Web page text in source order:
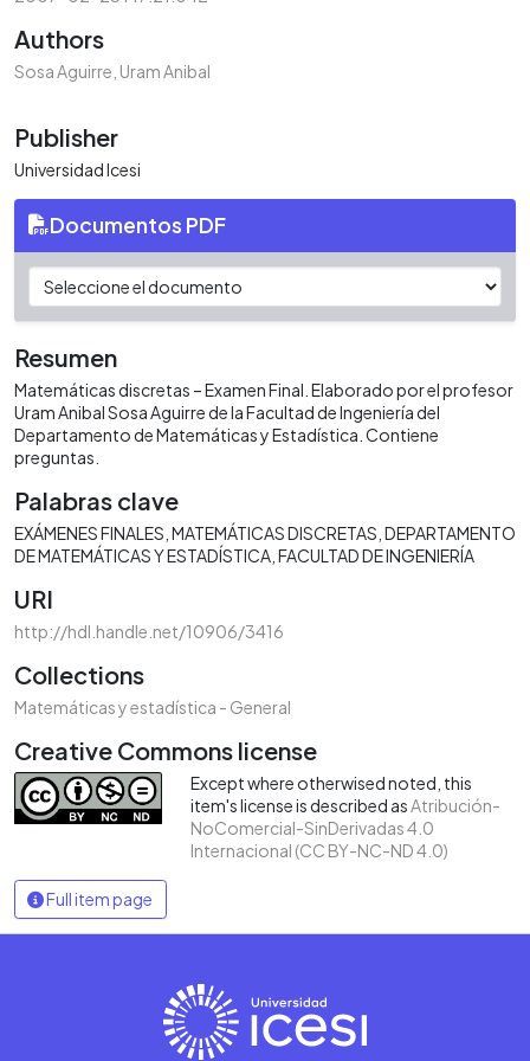
Authors
Sosa Aguirre, Uram Anibal
Publisher
Universidad Icesi
Documentos PDF
Resumen
Matemáticas discretas – Examen Final. Elaborado por el profesor
Uram Anibal Sosa Aguirre de la Facultad de Ingeniería del
Departamento de Matemáticas y Estadística. Contiene
preguntas.
Palabras clave
EXÁMENES FINALES MATEMÁTICAS DISCRETAS DEPARTAMENTO
DE MATEMÁTICAS Y ESTADÍSTICA FACULTAD DE INGENIERÍA
URI
http://hdl.handle.net/10906/3416
Collections
Matemáticas y estadística - General
Creative Commons license
Except where otherwised noted, this
item's license is described asAtribución-
NoComercial-SinDerivadas 4.0
Internacional (CC BY-NC-ND 4.0)
Full item page